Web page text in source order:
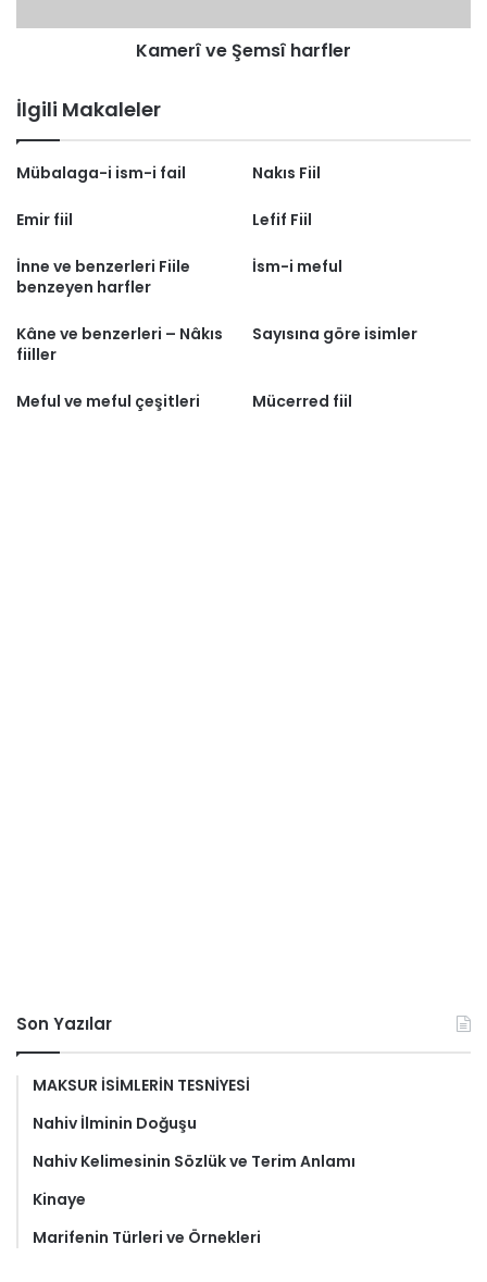
Kamerî ve Şemsî harfler
İlgili Makaleler
Mübalaga-i ism-i fail Nakıs Fiil
Emir fiil Lefif Fiil
İnne ve benzerleri Fiile
benzeyen harfler
İsm-i meful
Kâne ve benzerleri – Nâkıs
fiiller
Sayısına göre isimler
Meful ve meful çeşitleri Mücerred fiil
Son Yazılar
MAKSUR İSİMLERİN TESNİYESİ
Nahiv İlminin Doğuşu
Nahiv Kelimesinin Sözlük ve Terim Anlamı
Kinaye
Marifenin Türleri ve Örnekleri